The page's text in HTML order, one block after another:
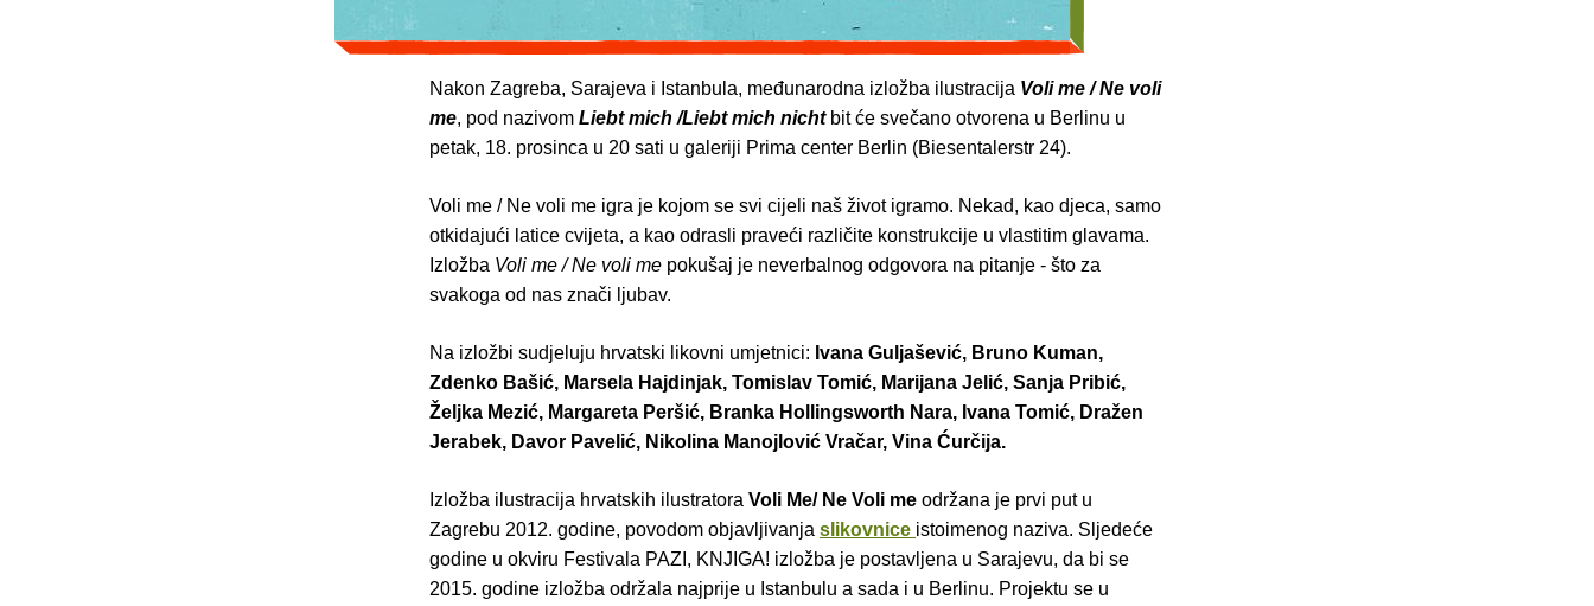
Nakon Zagreba, Sarajeva i Istanbula, međunarodna izložba ilustracija Voli me / Ne voli
me, pod nazivom Liebt mich /Liebt mich nicht bit će svečano otvorena u Berlinu u
petak, 18. prosinca u 20 sati u galeriji Prima center Berlin (Biesentalerstr 24).
Voli me / Ne voli me igra je kojom se svi cijeli naš život igramo. Nekad, kao djeca, samo
otkidajući latice cvijeta, a kao odrasli praveći različite konstrukcije u vlastitim glavama.
Izložba Voli me / Ne voli me pokušaj je neverbalnog odgovora na pitanje - što za
svakoga od nas znači ljubav.
Na izložbi sudjeluju hrvatski likovni umjetnici: Ivana Guljašević, Bruno Kuman,
Zdenko Bašić, Marsela Hajdinjak, Tomislav Tomić, Marijana Jelić, Sanja Pribić,
Željka Mezić, Margareta Peršić, Branka Hollingsworth Nara, Ivana Tomić, Dražen
Jerabek, Davor Pavelić, Nikolina Manojlović Vračar, Vina Ćurčija.
Izložba ilustracija hrvatskih ilustratora Voli Me/ Ne Voli me održana je prvi put u
Zagrebu 2012. godine, povodom objavljivanja slikovnice istoimenog naziva. Sljedeće
godine u okviru Festivala PAZI, KNJIGA! izložba je postavljena u Sarajevu, da bi se
2015. godine izložba održala najprije u Istanbulu a sada i u Berlinu. Projektu se u